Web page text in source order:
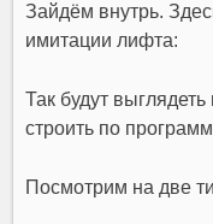
Зайдём внутрь.
имитации лифта:
Так будут
строить по
Посмотрим на две